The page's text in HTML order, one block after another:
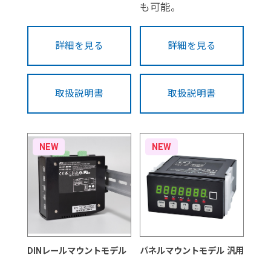
詳細を見る
取扱説明書
も可能。
詳細を見る
取扱説明書
NEW
DINレールマウントモデル
NEW
パネルマウントモデル 汎用